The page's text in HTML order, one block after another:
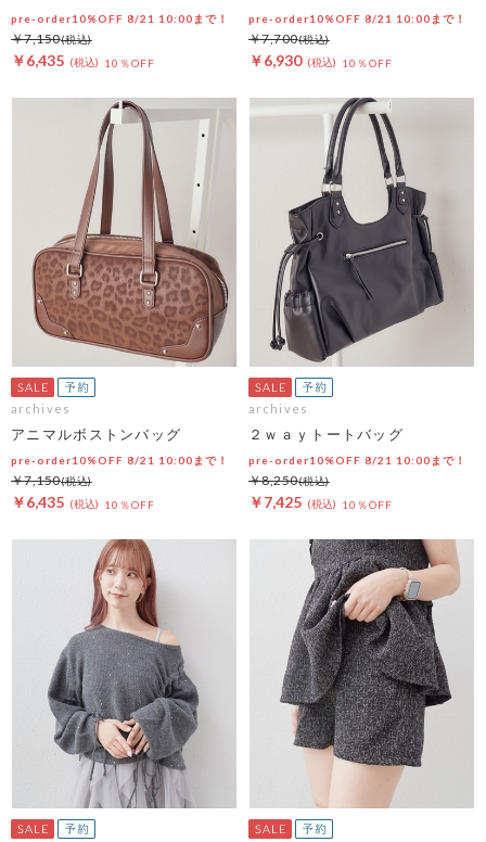
pre-order10%OFF 8/21 10:00まで！
￥6,435 10％OFF
￥7,150
pre-order10%OFF 8/21 10:00まで！
￥6,930 10％OFF
￥7,700
archives
アニマルボストンバッグ
pre-order10%OFF 8/21 10:00まで！
￥6,435 10％OFF
￥7,150
archives
２ｗａｙトートバッグ
pre-order10%OFF 8/21 10:00まで！
￥7,425 10％OFF
￥8,250